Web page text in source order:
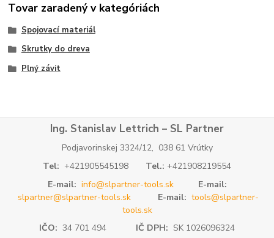
Tovar zaradený v kategóriách
Spojovací materiál
Skrutky do dreva
Plný závit
Ing. Stanislav Lettrich – SL Partner
Podjavorinskej 3324/12, 038 61 Vrútky
Tel: +421905545198 Tel.: +421908219554
E-mail: info@slpartner-tools.sk
E-mail:
slpartner@slpartner-tools.sk
E-mail: tools@slpartner-
tools.sk
IČO: 34 701 494 IČ DPH: SK 1026096324